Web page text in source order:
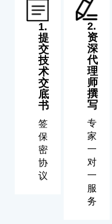
1.
提
交
技
术
交
底
书
签
保
密
协
议
2.
资
深
代
理
师
撰
写
专
家
一
对
一
服
务